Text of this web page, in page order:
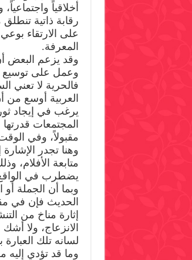
أخلاقياً
رقابة ذاتية
على الارتقاء
المعرفة.
وقد يزعم البعض
وعمل على توسيع
فالحرية لا تعني
العربية أوسع من
يرغب في إيجاد
المجتمعات
مقبولاً، وفي
وهنا تجدر
متابعة الأفلام،
يضطرب في
وبما أن الجملة أو
الحديث فإن في
إثارة مناخ من
الانزعاج، ولا
لسانه تلك
وما قد تؤدي إليه